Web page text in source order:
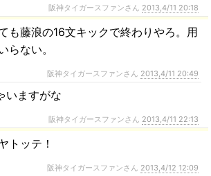
阪神タイガースファンさん 2013,4/11 20:18
も藤浪の16文キックで終わりやろ。用
らない。
阪神タイガースファンさん 2013,4/11 20:49
いますがな
阪神タイガースファンさん 2013,4/11 22:13
トッテ！
阪神タイガースファンさん 2013,4/12 12:09